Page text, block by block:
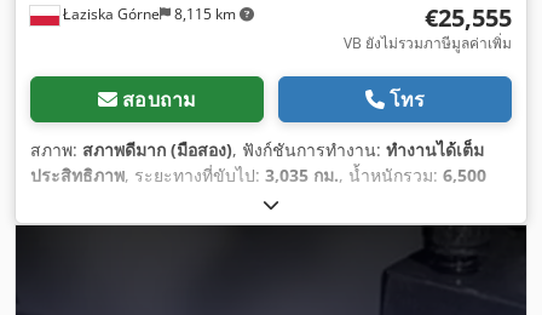
Łaziska Górne 8,115 km €25,555
VB ยังไม่รวมภาษีมูลค่าเพิ่ม
สอบถาม โทร
สภาพ: สภาพดีมาก (มือสอง), ฟังก์ชันการทำงาน: ทำงานได้เต็ม
ประสิทธิภาพ, ระยะทางที่ขับไป: 3,035 กม., น้ำหนักรวม: 6,500
, สี:สีส้ม
4x4, น้ำหนักใช้งาน:6,500 กก., น้ำหนักบรรทุกสูงสุด:3,650 กก.,
, ระยะฐานล้อ:
3,100
, ประเภทเกียร์: